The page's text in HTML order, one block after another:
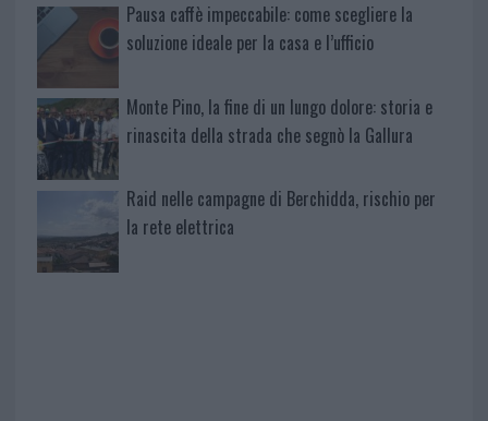
Pausa caffè impeccabile: come scegliere la
soluzione ideale per la casa e l’ufficio
Monte Pino, la fine di un lungo dolore: storia e
rinascita della strada che segnò la Gallura
Raid nelle campagne di Berchidda, rischio per
la rete elettrica